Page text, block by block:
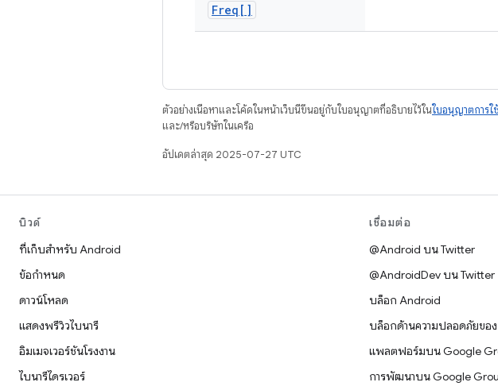
Freq[]
ตัวอย่างเนื้อหาและโค้ดในหน้าเว็บนี้ขึ้นอยู่กับใบอนุญาตที่อธิบายไว้ในใบอนุญาตการใ
และ/หรือบริษัทในเครือ
อัปเดตล่าสุด 2025-07-27 UTC
บิวด์
ที่เก็บสำหรับ Android
ข้อกำหนด
ดาวน์โหลด
แสดงพรีวิวไบนารี
อิมเมจเวอร์ชันโรงงาน
ไบนารีไดรเวอร์
เชื่อมต่อ
@Android บน Twitter
@AndroidDev บน Twitter
บล็อก Android
บล็อกด้านความปลอดภัยขอ
แพลตฟอร์มบน Google
การพัฒนาบน Google